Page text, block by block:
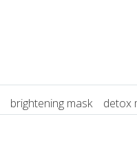
brightening mask detox